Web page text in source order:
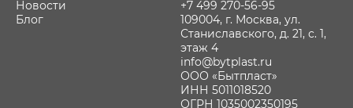
Новости
Блог
+7 499 270-56-95
109004, г. Москва, ул.
Станиславского, д. 21, с. 1,
этаж 4
info@bytplast.ru
ООО «Бытпласт»
ИНН 5011018520
ОГРН 1035002350195